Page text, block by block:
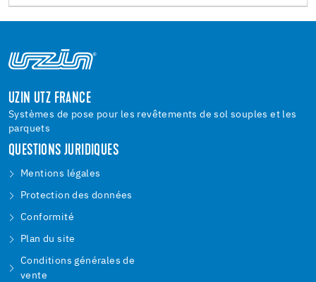
UZIN UTZ FRANCE
Systèmes de pose pour les revêtements de sol souples et les
parquets
QUESTIONS JURIDIQUES
Mentions légales
Protection des données
Conformité
Plan du site
Conditions générales de
vente